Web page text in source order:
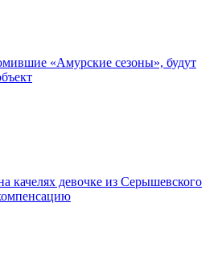
«Амурские сезоны», будут
качелях девочке из Серышевского